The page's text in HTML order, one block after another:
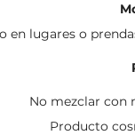
en lugares o
No mezclar con
Producto